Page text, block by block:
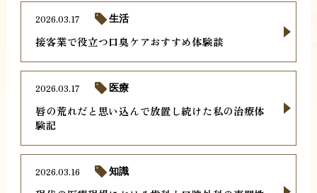
接客業で役立つ口臭ケアおすすめ体験談
2026.03.17 生活
唇の荒れだと思い込んで放置し続けた私の治療体
験記
2026.03.17 医療
2026.03.16 知識